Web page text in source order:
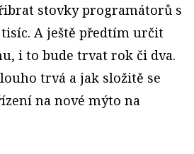
stovky programátorů s
A ještě předtím určit
i to bude trvat rok či dva.
trvá a jak složitě se
na nové mýto na